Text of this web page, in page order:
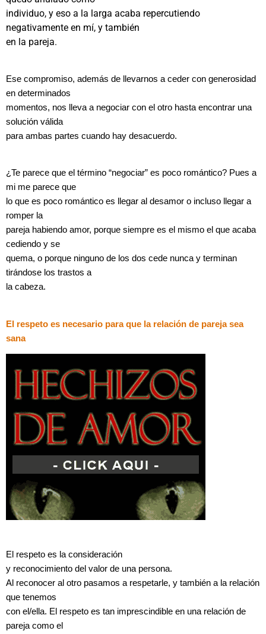
individuo, y eso a la larga acaba repercutiendo
negativamente en mí, y también
en la pareja.
Ese compromiso, además de llevarnos a ceder con generosidad
en determinados
momentos, nos lleva a negociar con el otro hasta encontrar una
solución válida
para ambas partes cuando hay desacuerdo.
¿Te parece que el término “negociar” es poco romántico? Pues a
mi me parece que
lo que es poco romántico es llegar al desamor o incluso llegar a
romper la
pareja habiendo amor, porque siempre es el mismo el que acaba
cediendo y se
quema, o porque ninguno de los dos cede nunca y terminan
tirándose los trastos a
la cabeza.
El respeto es necesario para que la relación de pareja sea
sana
El respeto es la consideración
y reconocimiento del valor de una persona.
Al reconocer al otro pasamos a respetarle, y también a la relación
que tenemos
con el/ella. El respeto es tan imprescindible en una relación de
pareja como el